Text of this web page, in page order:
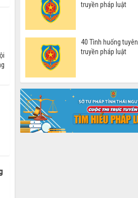
truyền pháp luật
40 Tình huống tuyên
truyền pháp luật